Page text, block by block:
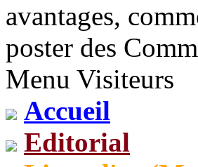
avantages,
poster des
Menu Visiteurs
Accueil
Editorial